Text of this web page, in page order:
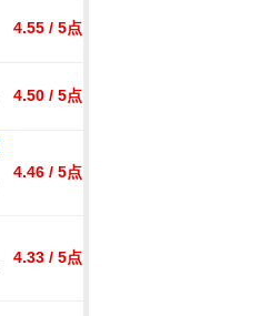
4.55 / 5点
4.50 / 5点
4.46 / 5点
4.33 / 5点